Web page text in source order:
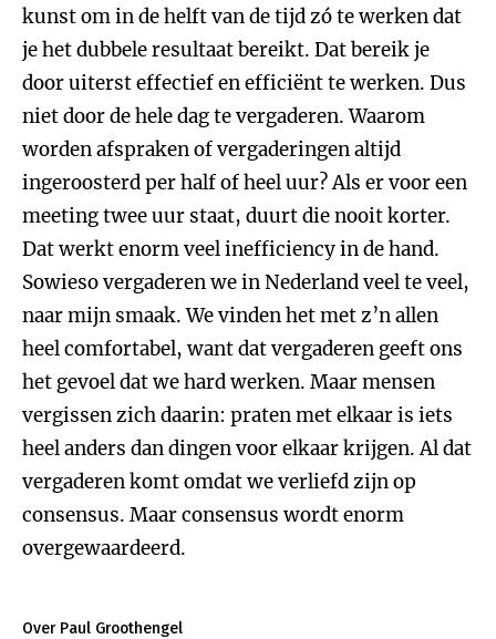
kunst om in de helft van de tijd zó te werken dat
je het dubbele resultaat bereikt. Dat bereik je
door uiterst effectief en efficiënt te werken. Dus
niet door de hele dag te vergaderen. Waarom
worden afspraken of vergaderingen altijd
ingeroosterd per half of heel uur? Als er voor een
meeting twee uur staat, duurt die nooit korter.
Dat werkt enorm veel inefficiency in de hand.
Sowieso vergaderen we in Nederland veel te veel,
naar mijn smaak. We vinden het met z’n allen
heel comfortabel, want dat vergaderen geeft ons
het gevoel dat we hard werken. Maar mensen
vergissen zich daarin: praten met elkaar is iets
heel anders dan dingen voor elkaar krijgen. Al dat
vergaderen komt omdat we verliefd zijn op
consensus. Maar consensus wordt enorm
overgewaardeerd.
Over Paul Groothengel